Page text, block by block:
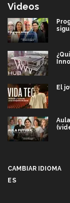
Videos
El
CAMBIAR IDIOMA
ES